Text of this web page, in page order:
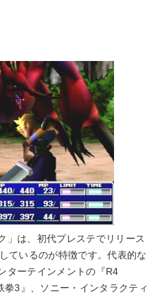
」は、初代プレステでリリース
ているのが特徴です。代表的な
ターテインメントの『R4
3』、ソニー・インタラクティ